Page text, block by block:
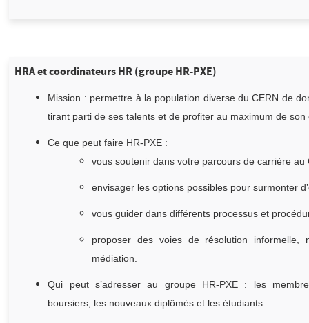
HRA et coordinateurs HR (groupe HR-PXE)
Mission : permettre à la population diverse du CERN de
tirant parti de ses talents et de profiter au maximum de son
Ce que peut faire HR-PXE :
vous soutenir dans votre parcours de carrière au
envisager les options possibles pour surmonter
vous guider dans différents processus et
proposer des voies de résolution informelle,
médiation.
Qui peut s’adresser au groupe HR-PXE : les
boursiers, les nouveaux diplômés et les étudiants.